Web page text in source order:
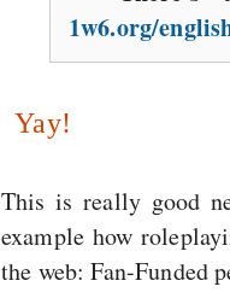
1w6.org/
Yay!
This is really good
example how
the web: Fan-Funded